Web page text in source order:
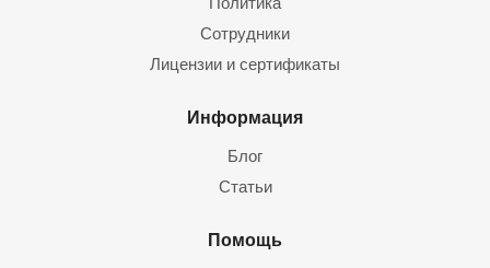
Сотрудники
Лицензии и сертификаты
Информация
Блог
Статьи
Помощь